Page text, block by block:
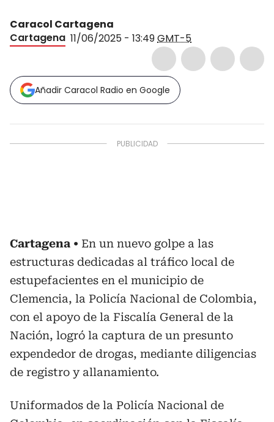
Caracol Cartagena
Cartagena 11/06/2025 - 13:49GMT-5
Añadir Caracol Radio en Google
Cartagena
En un nuevo golpe a las
estructuras dedicadas al tráfico local de
estupefacientes en el municipio de
Clemencia, la Policía Nacional de Colombia,
con el apoyo de la Fiscalía General de la
Nación, logró la captura de un presunto
expendedor de drogas, mediante diligencias
de registro y allanamiento.
Uniformados de la Policía Nacional de